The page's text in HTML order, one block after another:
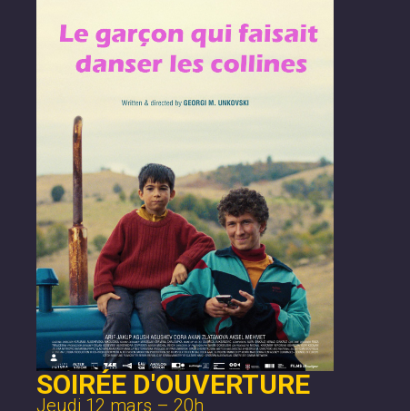
SOIRÉE D'OUVERTURE
Jeudi 12 mars – 20h